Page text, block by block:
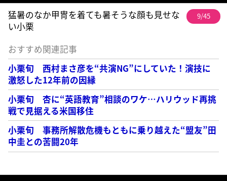
猛暑のなか甲冑を着ても暑そうな顔も見せな
い小栗
9/45
おすすめ関連記事
小栗旬 西村まさ彦を“共演NG”にしていた！演技に
激怒した12年前の因縁
小栗旬 杏に“英語教育”相談のワケ…ハリウッド再挑
戦で見据える米国移住
小栗旬 事務所解散危機もともに乗り越えた“盟友”田
中圭との苦闘20年